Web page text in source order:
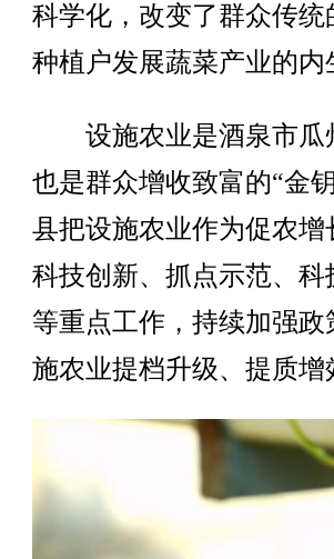
科学化，改变了群众传
种植户发展蔬菜产业的内
设施农业是酒泉市瓜
也是群众增收致富的“金
县把设施农业作为促农
科技创新、抓点示范、科
等重点工作，持续加强
施农业提档升级、提质增